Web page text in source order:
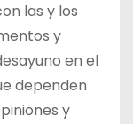
las y los
y
en el
dependen
y